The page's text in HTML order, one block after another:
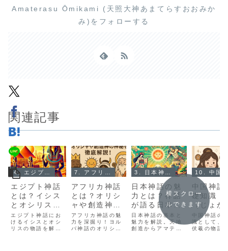
Amaterasu Ōmikami (天照大神あまてらすおおみか
み)をフォローする
関連記事
エジプト神話
とは？イシス
とオシリスの
愛と復讐の物
語
エジプト神話にお
けるイシスとオシ
リスの物語を解
アフリカ神話
とは？オリシ
ャや創造神の
物語を徹底解
説！
アフリカ神話の魅
力を深掘り！ヨル
バ神話のオリシャ
日本神話の魅
力とは？神話
が語る日本の
ルーツを解説
日本神話の基本と
魅力を解説。天地
創造からアマテラ
中国神話
礎知識：
（じょか
伏羲（ふ
き）の物
は？
中国神話の
識として、
伏羲の物語
横スクロー
ルできます